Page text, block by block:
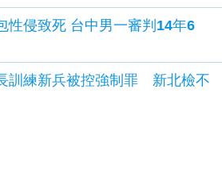
中男一審判14年6
訓練新兵被控強制罪 新北檢不